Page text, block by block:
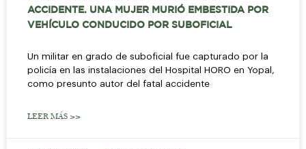
ACCIDENTE. UNA MUJER MURIÓ EMBESTIDA POR
VEHÍCULO CONDUCIDO POR SUBOFICIAL
Un militar en grado de suboficial fue capturado por la
policía en las instalaciones del Hospital HORO en Yopal,
como presunto autor del fatal accidente
LEER MÁS >>